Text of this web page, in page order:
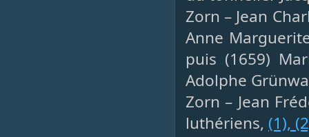
Zorn – Jean
Anne
puis (1659)
Adolphe
Zorn – Jean
luthériens, (1),